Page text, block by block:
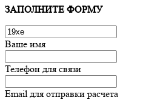
ЗАПОЛНИТЕ ФОРМУ
Ваше имя
Телефон для связи
Email для отправки расчета